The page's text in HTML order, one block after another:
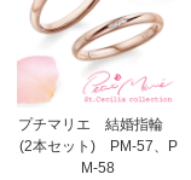
プチマリエ 結婚指輪
(2本セット) PM-57、P
M-58